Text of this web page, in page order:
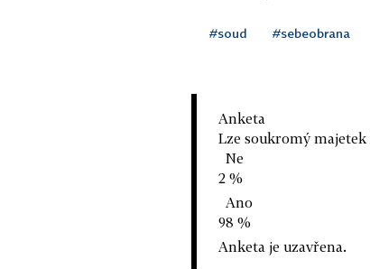
#soud #sebeobrana
Anketa
Lze soukromý
Ne
2 %
Ano
98 %
Anketa je uzavřena.